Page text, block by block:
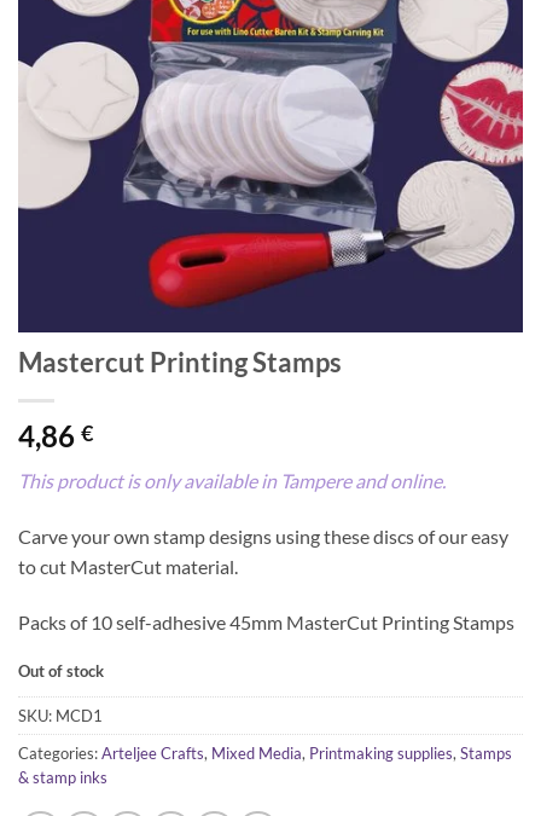
Mastercut Printing Stamps
4,86 €
This product is only available in Tampere and online.
Carve your own stamp designs using these discs of our easy
to cut MasterCut material.
Packs of 10 self-adhesive 45mm MasterCut Printing Stamps
Out of stock
SKU: MCD1
Categories:Arteljee Crafts, Mixed Media, Printmaking supplies,Stamps
& stamp inks